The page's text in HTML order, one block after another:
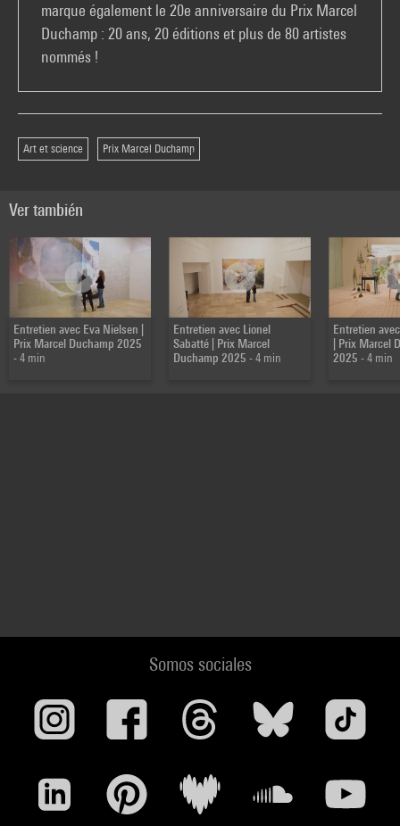
marque également le 20e anniversaire du Prix Marcel
Duchamp : 20 ans, 20 éditions et plus de 80 artistes
nommés !
Art et science Prix Marcel Duchamp
Ver también
Entretien avec Eva Nielsen |
Prix Marcel Duchamp 2025
- 4 min
Entretien avec Lionel
Sabatté | Prix Marcel
Duchamp 2025- 4 min
Entretien
| Prix Marcel
2025- 4 min
Somos sociales